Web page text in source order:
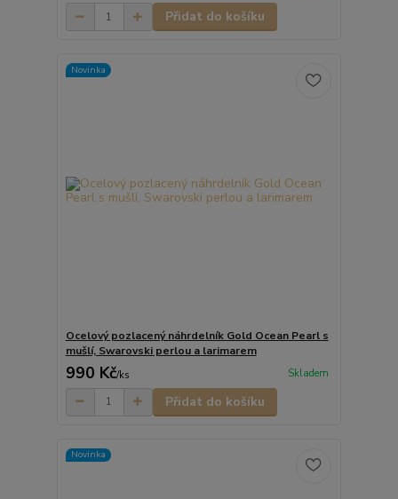
Přidat do košíku
Novinka
Ocelový pozlacený náhrdelník Gold Ocean Pearl s
mušlí, Swarovski perlou a larimarem
990 Kč/ks Skladem
Přidat do košíku
Novinka